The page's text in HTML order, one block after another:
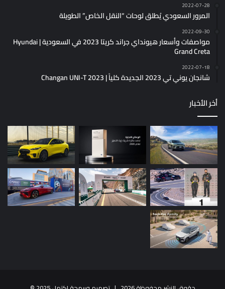
2022-07-28
المرور السعودي يُطلق لوحات “النقل الخاص” الطويلة
2022-09-30
مواصفات وأسعار هيونداي جراند كريتا 2023 في السعودية | Hyundai
Grand Creta
2022-07-18
شانجان يوني تي 2023 الجديدة كلياً | Changan UNI-T 2023
أخر الأخبار